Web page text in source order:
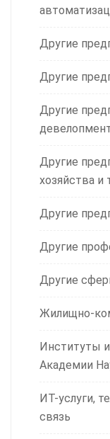
Другие
Другие
Другие
Другие
хозяйства и
Другие
Другие
Другие
Жилищно-
Институты
Академии
ИТ-услуги,
связь